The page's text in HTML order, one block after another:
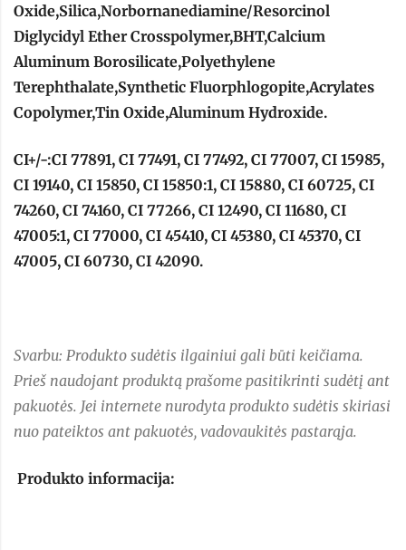
Oxide,Silica,Norbornanediamine/Resorcinol
Diglycidyl Ether Crosspolymer,BHT,Calcium
Aluminum Borosilicate,Polyethylene
Terephthalate,Synthetic Fluorphlogopite,Acrylates
Copolymer,Tin Oxide,Aluminum Hydroxide.
CI+/-:CI 77891, CI 77491, CI 77492, CI 77007, CI 15985,
CI 19140, CI 15850, CI 15850:1, CI 15880, CI 60725, CI
74260, CI 74160, CI 77266, CI 12490, CI 11680, CI
47005:1, CI 77000, CI 45410, CI 45380, CI 45370, CI
47005, CI 60730, CI 42090.
Svarbu: Produkto sudėtis ilgainiui gali būti keičiama.
Prieš naudojant produktą prašome pasitikrinti sudėtį ant
pakuotės. Jei internete nurodyta produkto sudėtis skiriasi
nuo pateiktos ant pakuotės, vadovaukitės pastarąja.
Produkto informacija: